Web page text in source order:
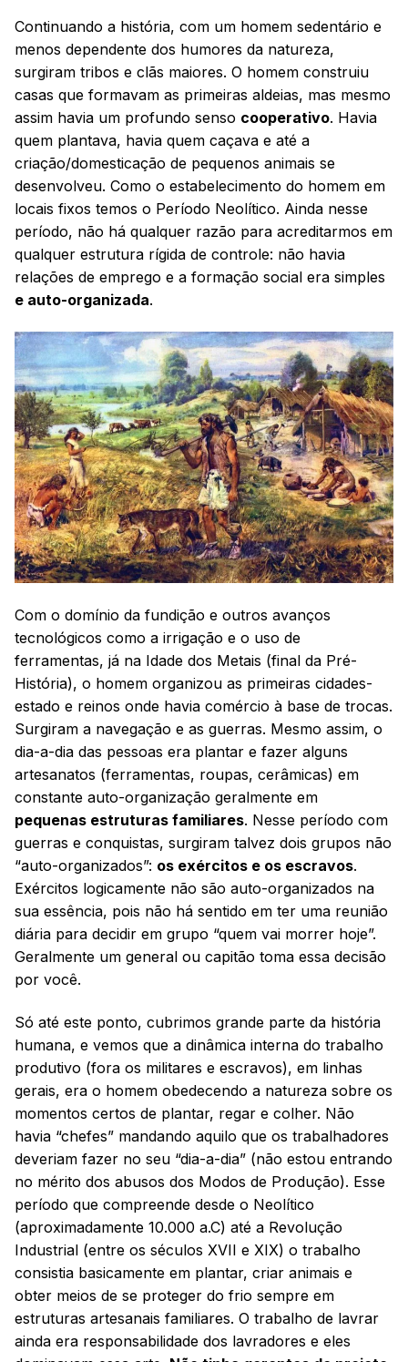
Continuando a história, com um homem sedentário e
menos dependente dos humores da natureza,
surgiram tribos e clãs maiores. O homem construiu
casas que formavam as primeiras aldeias, mas mesmo
assim havia um profundo senso cooperativo. Havia
quem plantava, havia quem caçava e até a
criação/domesticação de pequenos animais se
desenvolveu. Como o estabelecimento do homem em
locais fixos temos o Período Neolítico. Ainda nesse
período, não há qualquer razão para acreditarmos em
qualquer estrutura rígida de controle: não havia
relações de emprego e a formação social era simples
e auto-organizada.
Com o domínio da fundição e outros avanços
tecnológicos como a irrigação e o uso de
ferramentas, já na Idade dos Metais (final da Pré-
História), o homem organizou as primeiras cidades-
estado e reinos onde havia comércio à base de trocas.
Surgiram a navegação e as guerras. Mesmo assim, o
dia-a-dia das pessoas era plantar e fazer alguns
artesanatos (ferramentas, roupas, cerâmicas) em
constante auto-organização geralmente em
pequenas estruturas familiares. Nesse período com
guerras e conquistas, surgiram talvez dois grupos não
“auto-organizados”: os exércitos e os escravos.
Exércitos logicamente não são auto-organizados na
sua essência, pois não há sentido em ter uma reunião
diária para decidir em grupo “quem vai morrer hoje”.
Geralmente um general ou capitão toma essa decisão
por você.
Só até este ponto, cubrimos grande parte da história
humana, e vemos que a dinâmica interna do trabalho
produtivo (fora os militares e escravos), em linhas
gerais, era o homem obedecendo a natureza sobre os
momentos certos de plantar, regar e colher. Não
havia “chefes” mandando aquilo que os trabalhadores
deveriam fazer no seu “dia-a-dia” (não estou entrando
no mérito dos abusos dos Modos de Produção). Esse
período que compreende desde o Neolítico
(aproximadamente 10.000 a.C) até a Revolução
Industrial (entre os séculos XVII e XIX) o trabalho
consistia basicamente em plantar, criar animais e
obter meios de se proteger do frio sempre em
estruturas artesanais familiares. O trabalho de lavrar
ainda era responsabilidade dos lavradores e eles